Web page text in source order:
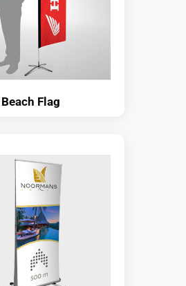
Beach Flag